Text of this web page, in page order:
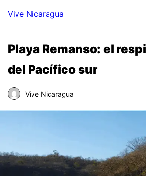
Vive Nicaragua
Playa Remanso: el
del Pacífico sur
Vive Nicaragua